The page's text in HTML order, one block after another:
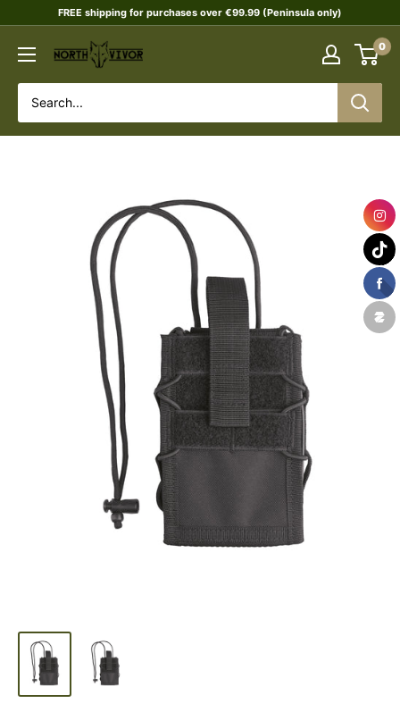
content
FREE shipping for purchases over €99.99 (Peninsula only)
NORTHVIVOR 0